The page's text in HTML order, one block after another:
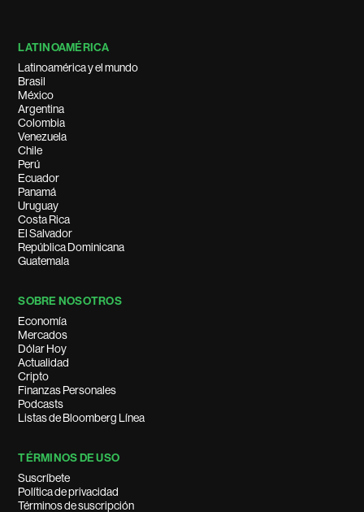
LATINOAMÉRICA
Latinoamérica y el mundo
Brasil
México
Argentina
Colombia
Venezuela
Chile
Perú
Ecuador
Panamá
Uruguay
Costa Rica
El Salvador
República Dominicana
Guatemala
SOBRE NOSOTROS
Economía
Mercados
Dólar Hoy
Actualidad
Cripto
Finanzas Personales
Podcasts
Listas de Bloomberg Línea
TÉRMINOS DE USO
Suscríbete
Política de privacidad
Términos de suscripción